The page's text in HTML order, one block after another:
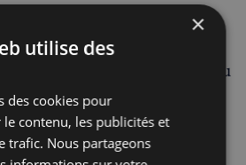
Sud Ouest)
personnes : £ 3.50 (Bûche au
) £ 14 (Christmas
) ; 19.99 € (Bûche surgelée
au chocolatPaul
×
utilise des
des cookies pour
contenu, les publicités et
trafic. Nous partageons